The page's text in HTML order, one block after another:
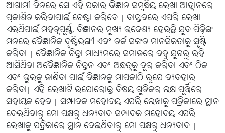
ଆଗାମୀ ଦିନରେ ସେ ଏହି ପ୍ରକାର ବିଜ୍ଞାନ ସମ୍ବଦ୍ଧିୟ ଲେଖା ଆହ୍ୱାନରେ
ପ୍ରକାଶିତ କରିବାପାଇଁ ଚେଷ୍ଟା କରିବେ | ବାସ୍ତବରେ ଏପରି ଲେଖା
ଏଇଥିପାଇଁ ମହତ୍ୱପୂର୍ଣ୍ଣ, ବିଜ୍ଞାନର ମୁଖ୍ୟ ଉଦ୍ଦେଶ୍ୟ ହେଉଛି ଯୁବ ପିଢ଼ିଙ୍କ
ମନରେ ବୈଜ୍ଞାନିକ ଦୃଷ୍ଟିଭଙ୍ଗୀ ଏବଂ ତର୍କ ସଙ୍ଗତ ମାନସିକତାକୁ ସୃଷ୍ଟି
କରିବା | ବୈଜ୍ଞାନିକ ଚିନ୍ତା ମାଧ୍ୟମରେ ସମାଜରେ ବହୁ ଯୁଗରୁ ରହି
ଆସିଥିବା ଅବୈଜ୍ଞାନିକ ଚିନ୍ତନ ଏବଂ ଅନ୍ଧତ୍ୱକୁ ଦୂର କରିବା ଏବଂ ଠିକ
ଏବଂ ଭୁଲକୁ ଜାଣିବା ପାଇଁ ବିଜ୍ଞାନକୁ ମାପକାଠି ରୂପେ ବ୍ୟବହାର
କରିବା| ଏହି ଲେଖାଟି ଉପୋରୋକ୍ତ ବିଷୟ ଗୁଡିକର ଲକ୍ଷ ପୂର୍ତ୍ତିରେ
ସହାୟକ ହେବ | ସମ୍ପାଦକ ମହୋଦୟ ଏପରି ଲେଖାକୁ ପତ୍ରିକାରେ ସ୍ଥାନ
ଦେଇଥିବାରୁ ମୋ ପକ୍ଷରୁ ଧନ୍ୟବାଦ ସମ୍ପାଦକ ମହୋଦୟ ଏପରି
ଲେଖାକୁ ପତ୍ରିକାରେ ସ୍ଥାନ ଦେଇଥିବାରୁ ମୋ ପକ୍ଷରୁ ଧନ୍ୟବାଦ |